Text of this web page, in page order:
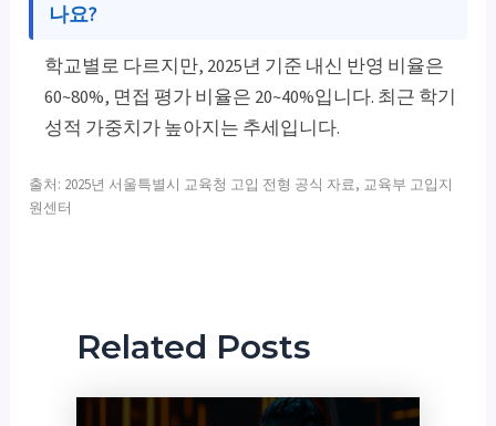
나요?
학교별로 다르지만, 2025년 기준 내신 반영 비율은
60~80%, 면접 평가 비율은 20~40%입니다. 최근 학기
성적 가중치가 높아지는 추세입니다.
출처: 2025년 서울특별시 교육청 고입 전형 공식 자료, 교육부 고입지
원센터
Related Posts